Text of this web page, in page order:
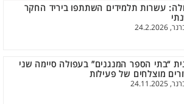
עשרות תלמידים השתתפו ביריד החקר
“בתי הספר המנגנים” בעפולה סיימה שני
מוצלחים של פעילות